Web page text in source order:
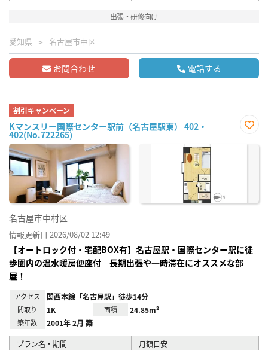
出張・研修向け
愛知県 名古屋市中区
お問合わせ 電話する
割引キャンペーン
Kマンスリー国際センター駅前（名古屋駅東） 402・
402(No.722265)
に入
名古屋市中村区
情報更新日 2026/08/02 12:49
【オートロック付・宅配BOX有】名古屋駅・国際センター駅に徒
歩圏内の温水暖房便座付 長期出張や一時滞在にオススメな部
屋！
アクセス 関西本線「名古屋駅」徒歩14分
間取り 1K 面積 24.85m²
築年数 2001年 2月 築
プラン名・期間 月額目安